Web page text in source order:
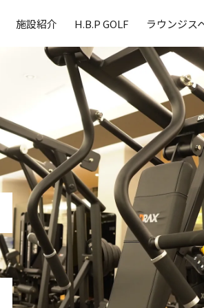
施設紹介 H.B.P GOLF ラウンジス